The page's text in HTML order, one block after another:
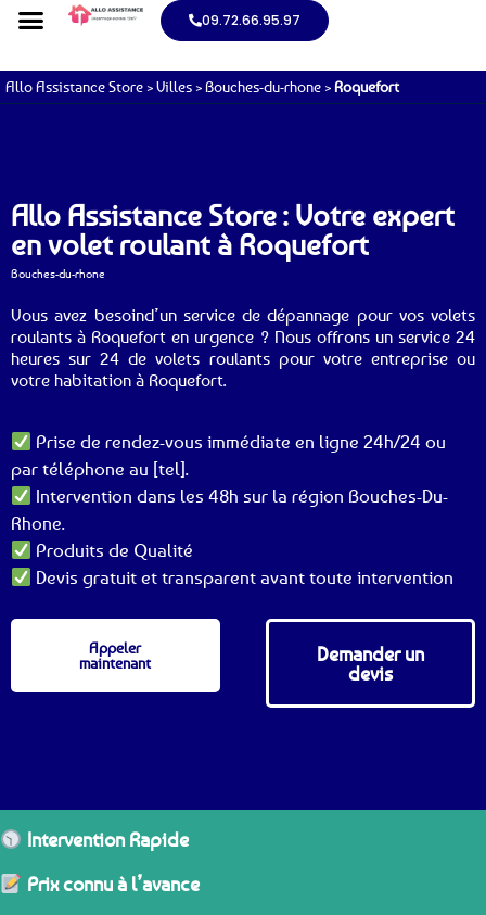
09.72.66.95.97
Allo Assistance Store >Villes >Bouches-du-rhone >Roquefort
Allo Assistance Store : Votre expert
en volet roulant à Roquefort
Bouches-du-rhone
Vous avez besoind’un service de dépannage pour vos volets
roulants à Roquefort en urgence ? Nous offrons un service 24
heures sur 24 de volets roulants pour votre entreprise ou
votre habitation à Roquefort.
Prise de rendez-vous immédiate en ligne 24h/24 ou
par téléphone au [tel].
Intervention dans les 48h sur la région Bouches-Du-
Rhone.
Produits de Qualité
Devis gratuit et transparent avant toute intervention
Appeler
maintenant
Demander un
devis
Intervention Rapide
Prix connu à l’avance